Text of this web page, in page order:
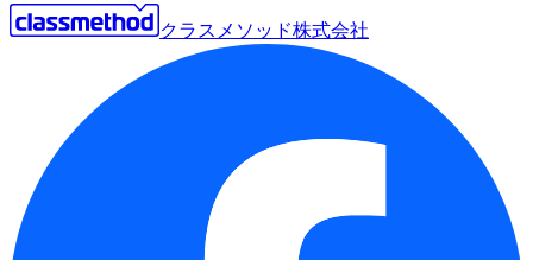
クラスメソッド株式会社